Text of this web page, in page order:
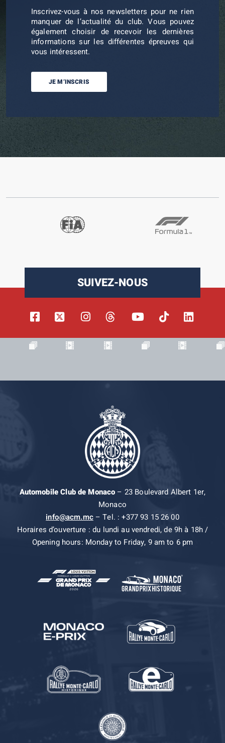
Inscrivez-vous à nos newsletters pour ne rien
manquer de l’actualité du club. Vous pouvez
également choisir de recevoir les dernières
informations sur les différentes épreuves qui
vous intéressent.
JE M’INSCRIS
SUIVEZ-NOUS
Automobile Club de Monaco– 23 Boulevard Albert 1er,
Monaco
info@acm.mc– Tel. : +377 93 15 26 00
Horaires d’ouverture : du lundi au vendredi, de 9h à 18h /
Opening hours: Monday to Friday, 9 am to 6 pm